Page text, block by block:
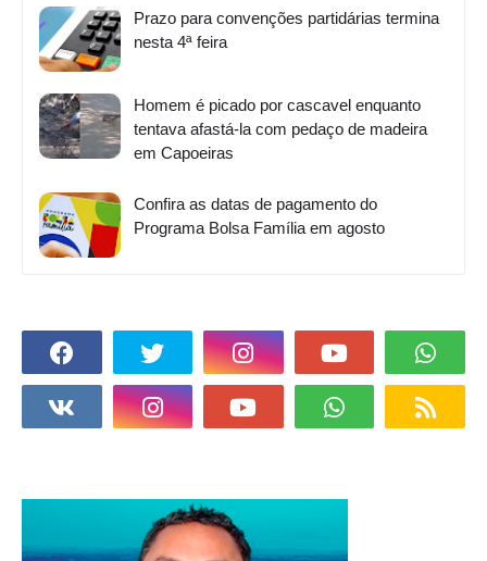
Prazo para convenções partidárias termina
nesta 4ª feira
Homem é picado por cascavel enquanto
tentava afastá-la com pedaço de madeira
em Capoeiras
Confira as datas de pagamento do
Programa Bolsa Família em agosto